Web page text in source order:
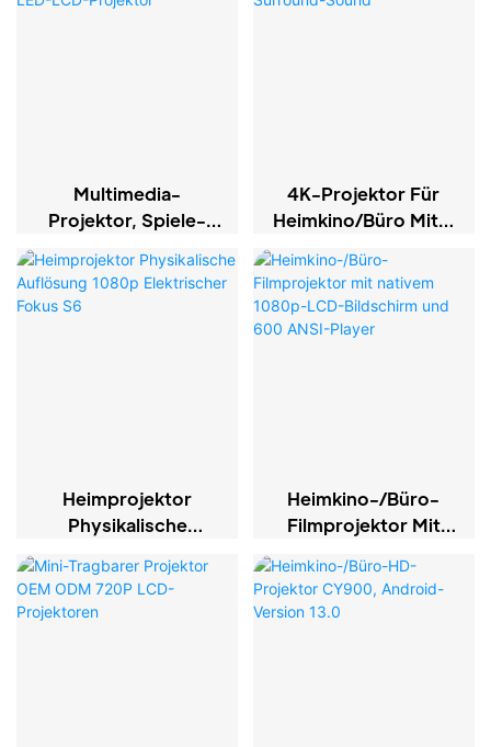
Multimedia-
Projektor, Spiele-
Heim-LED-LCD-
Projektor
4K-Projektor Für
Heimkino/Büro Mit 5
Sound
Heimprojektor
Physikalische
Elektrischer Fokus
Heimkino-/Büro-
Filmprojektor Mit
Nativem 1080p-LCD-
Bildschirm Und 600
ANSI-Player